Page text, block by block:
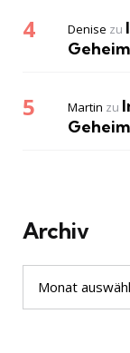
Denise zu
Martin zu
Archiv
Archiv